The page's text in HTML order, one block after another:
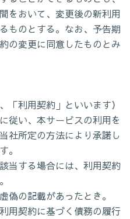
をおいて、変更後の新利用
ものとする。なお、予告期
の変更に同意したものとみ
「利用契約」といいます）
従い、本サービスの利用を
社所定の方法により承諾し
。
当する場合には、利用契約
の記載があったとき。
契約に基づく債務の履行